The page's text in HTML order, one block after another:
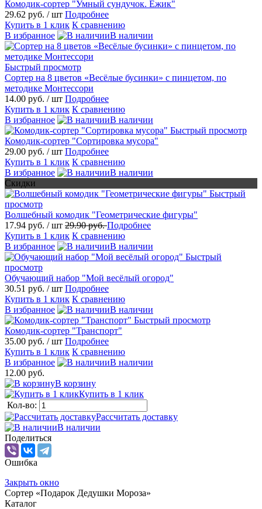
Комодик-сортер "Умный сундучок. Ёжик"
29.62 руб. / шт Подробнее
Купить в 1 клик К сравнению
В избранное
В наличии
Быстрый просмотр
Сортер на 8 цветов «Весёлые бусинки» с пинцетом, по
методике Монтессори
14.00 руб. / шт Подробнее
Купить в 1 клик К сравнению
В избранное
В наличии
Быстрый просмотр
Комодик-сортер "Сортировка мусора"
29.00 руб. / шт Подробнее
Купить в 1 клик К сравнению
В избранное
В наличии
Скидки
Быстрый
просмотр
Волшебный комодик "Геометрические фигуры"
17.94 руб. / шт 29.90 руб.Подробнее
Купить в 1 клик К сравнению
В избранное
В наличии
Быстрый
просмотр
Обучающий набор "Мой весёлый огород"
30.51 руб. / шт Подробнее
Купить в 1 клик К сравнению
В избранное
В наличии
Быстрый просмотр
Комодик-сортер "Транспорт"
35.00 руб. / шт Подробнее
Купить в 1 клик К сравнению
В избранное
В наличии
12.00 руб.
В корзину
Купить в 1 клик
Кол-во:
Рассчитать доставку
В наличии
Поделиться
Ошибка
Закрыть окно
Сортер «Подарок Дедушки Мороза»
Каталог